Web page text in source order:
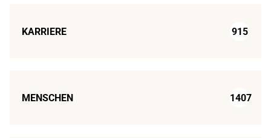
KARRIERE 915
MENSCHEN 1407